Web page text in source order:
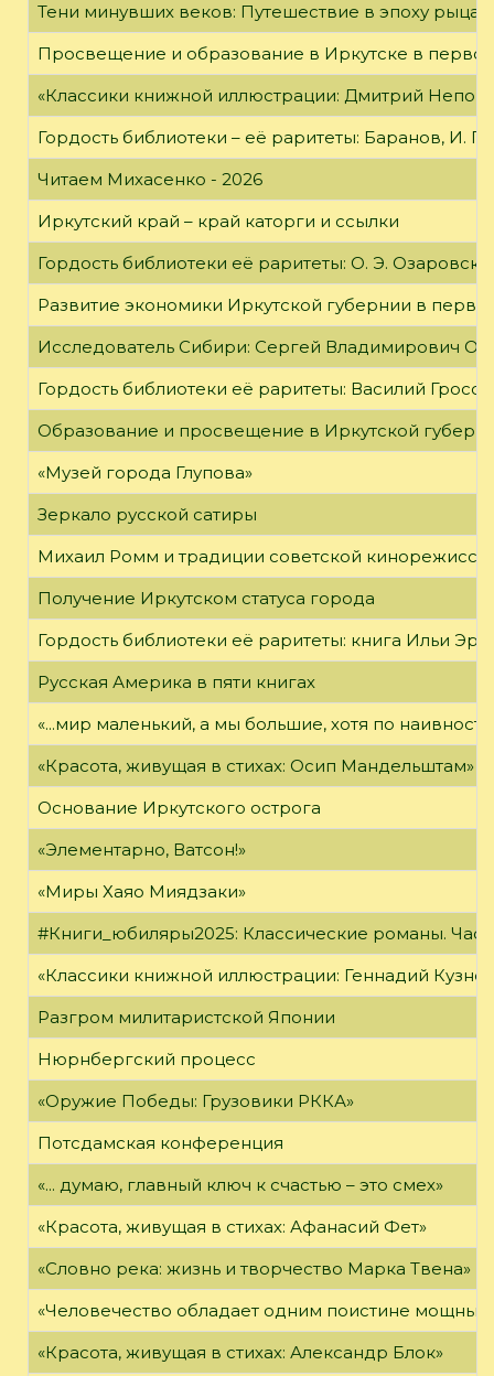
Тени минувших веков: Путешествие в эпоху
Просвещение и образование в Иркутске в
«Классики книжной иллюстрации: Дмитрий
Гордость библиотеки – её раритеты: Баранов, И.
Читаем Михасенко - 2026
Иркутский край – край каторги и ссылки
Гордость библиотеки её раритеты: О. Э.
Развитие экономики Иркутской губернии в
Исследователь Сибири: Сергей Владимирович
Гордость библиотеки её раритеты: Василий
Образование и просвещение в Иркутской
«Музей города Глупова»
Зеркало русской сатиры
Михаил Ромм и традиции советской
Получение Иркутском статуса города
Гордость библиотеки её раритеты: книга Ильи
Русская Америка в пяти книгах
«...мир маленький, а мы большие, хотя по
«Красота, живущая в стихах: Осип Мандельштам»
Основание Иркутского острога
«Элементарно, Ватсон!»
«Миры Хаяо Миядзаки»
#Книги_юбиляры2025: Классические романы.
«Классики книжной иллюстрации: Геннадий
Разгром милитаристской Японии
Нюрнбергский процесс
«Оружие Победы: Грузовики РККА»
Потсдамская конференция
«... думаю, главный ключ к счастью – это смех»
«Красота, живущая в стихах: Афанасий Фет»
«Словно река: жизнь и творчество Марка Твена»
«Человечество обладает одним поистине
«Красота, живущая в стихах: Александр Блок»